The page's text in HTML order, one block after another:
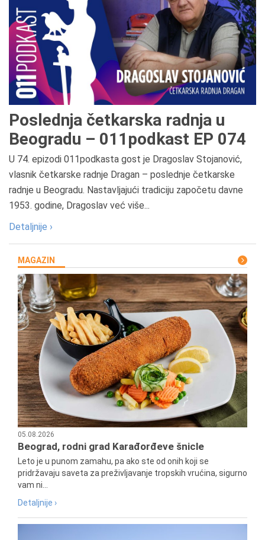
Poslednja četkarska radnja u
Beogradu – 011podkast EP 074
U 74. epizodi 011podkasta gost je Dragoslav Stojanović,
vlasnik četkarske radnje Dragan – poslednje četkarske
radnje u Beogradu. Nastavljajući tradiciju započetu davne
1953. godine, Dragoslav već više...
Detaljnije ›
MAGAZIN
05.08.2026
Beograd, rodni grad Karađorđeve šnicle
Leto je u punom zamahu, pa ako ste od onih koji se
pridržavaju saveta za preživljavanje tropskih vrućina, sigurno
vam ni...
Detaljnije ›